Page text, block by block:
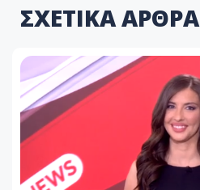
ΣΧΕΤΙΚΑ ΑΡΘΡΑ